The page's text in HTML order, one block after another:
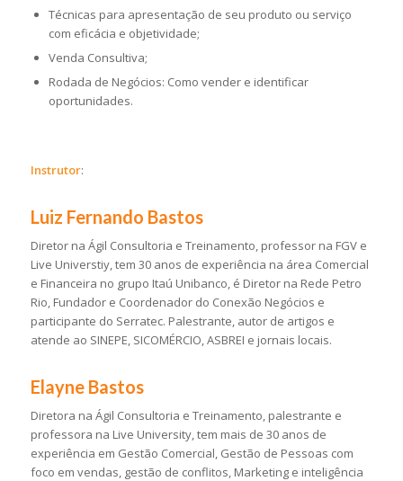
Técnicas para apresentação de seu produto ou serviço
com eficácia e objetividade;
Venda Consultiva;
Rodada de Negócios: Como vender e identificar
oportunidades.
Instrutor:
Luiz Fernando Bastos
Diretor na Ágil Consultoria e Treinamento, professor na FGV e
Live Universtiy, tem 30 anos de experiência na área Comercial
e Financeira no grupo Itaú Unibanco, é Diretor na Rede Petro
Rio, Fundador e Coordenador do Conexão Negócios e
participante do Serratec. Palestrante, autor de artigos e
atende ao SINEPE, SICOMÉRCIO, ASBREI e jornais locais.
Elayne Bastos
Diretora na Ágil Consultoria e Treinamento, palestrante e
professora na Live University, tem mais de 30 anos de
experiência em Gestão Comercial, Gestão de Pessoas com
foco em vendas, gestão de conflitos, Marketing e inteligência